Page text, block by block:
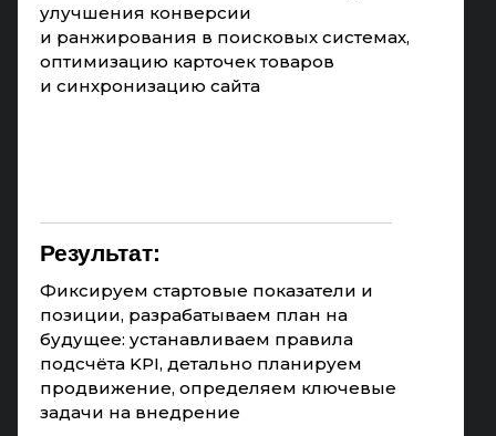
Результат:
Фиксируем стартовые показатели и
позиции, разрабатываем план на
будущее: устанавливаем правила
подсчёта KPI, детально планируем
продвижение, определяем ключевые
задачи на внедрение
улучшения конверсии
и ранжирования в поисковых системах,
оптимизацию карточек товаров
и синхронизацию сайта